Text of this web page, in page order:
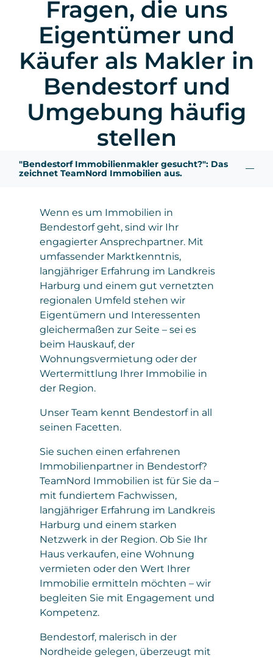
Fragen, die uns
Eigentümer und
Käufer als Makler in
Bendestorf und
Umgebung häufig
stellen
"Bendestorf Immobilienmakler gesucht?": Das
zeichnet TeamNord Immobilien aus.
Wenn es um Immobilien in
Bendestorf geht, sind wir Ihr
engagierter Ansprechpartner. Mit
umfassender Marktkenntnis,
langjähriger Erfahrung im Landkreis
Harburg und einem gut vernetzten
regionalen Umfeld stehen wir
Eigentümern und Interessenten
gleichermaßen zur Seite – sei es
beim Hauskauf, der
Wohnungsvermietung oder der
Wertermittlung Ihrer Immobilie in
der Region.
Unser Team kennt Bendestorf in all
seinen Facetten.
Sie suchen einen erfahrenen
Immobilienpartner in Bendestorf?
TeamNord Immobilien ist für Sie da –
mit fundiertem Fachwissen,
langjähriger Erfahrung im Landkreis
Harburg und einem starken
Netzwerk in der Region. Ob Sie Ihr
Haus verkaufen, eine Wohnung
vermieten oder den Wert Ihrer
Immobilie ermitteln möchten – wir
begleiten Sie mit Engagement und
Kompetenz.
Bendestorf, malerisch in der
Nordheide gelegen, überzeugt mit